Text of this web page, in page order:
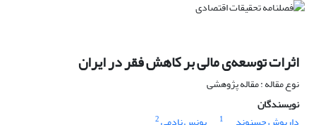
اثرات توسعه‌ی مالی بر کاهش فقر در ایران
نوع مقاله : مقاله پژوهشی
نویسندگان
1
2